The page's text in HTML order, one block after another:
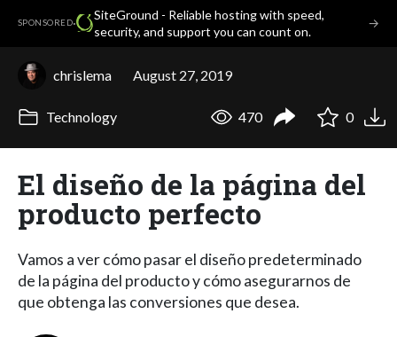
SPONSORED·
SiteGround - Reliable hosting with speed,
security, and support you can count on.
→
chrislema August 27, 2019
Technology 470 0
El diseño de la página del
producto perfecto
Vamos a ver cómo pasar el diseño predeterminado
de la página del producto y cómo asegurarnos de
que obtenga las conversiones que desea.